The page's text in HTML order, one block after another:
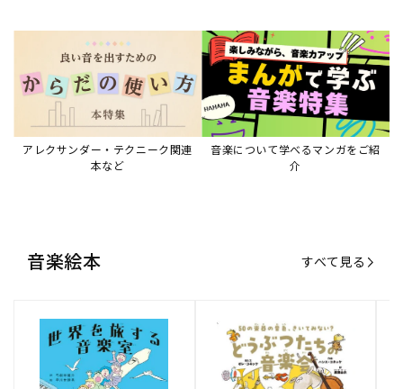
アレクサンダー・テクニーク関連
本など
音楽について学べるマンガをご紹
介
音楽絵本 すべて見る